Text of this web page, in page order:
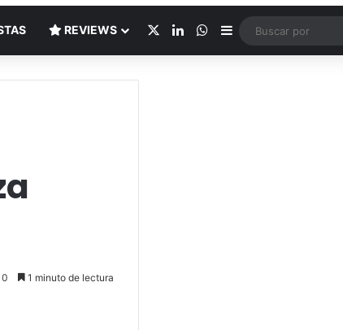
REVIEWS LinkedInWhatsApp
Barra lateral
0 1 minuto de lectura